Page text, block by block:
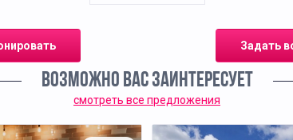
государей.
Задать
ВОЗМОЖНО ВАС ЗАИНТЕРЕСУЕТ
смотреть все предложения